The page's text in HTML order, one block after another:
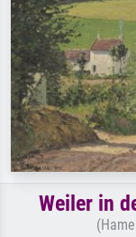
Weiler in